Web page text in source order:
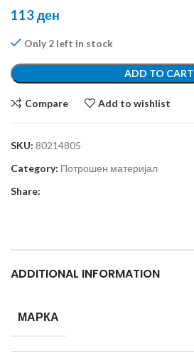
113ден
Only 2 left in stock
ADD TO CART
Compare Add to wishlist
SKU: 80214805
Category: Потрошен материјал
Share:
ADDITIONAL INFORMATION
МАРКА